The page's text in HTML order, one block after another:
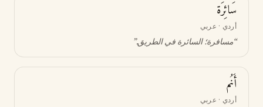
سَائِرَة
أردي · عربي
“مسافرة؛ السائرة في الطريق.”
أَنُم
أردي · عربي